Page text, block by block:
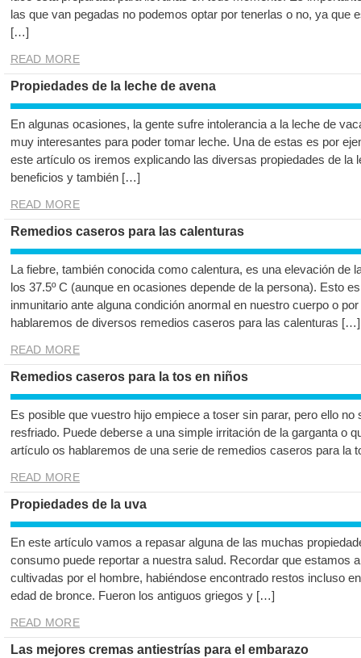
las que van pegadas no podemos optar por tenerlas o no, ya que
[…]
READ MORE
Propiedades de la leche de avena
En algunas ocasiones, la gente sufre intolerancia a la leche de
muy interesantes para poder tomar leche. Una de estas es por
este artículo os iremos explicando las diversas propiedades de la
beneficios y también […]
READ MORE
Remedios caseros para las calenturas
La fiebre, también conocida como calentura, es una elevación de
los 37.5º C (aunque en ocasiones depende de la persona). Esto
inmunitario ante alguna condición anormal en nuestro cuerpo o
hablaremos de diversos remedios caseros para las calenturas […]
READ MORE
Remedios caseros para la tos en niños
Es posible que vuestro hijo empiece a toser sin parar, pero ello
resfriado. Puede deberse a una simple irritación de la garganta o
artículo os hablaremos de una serie de remedios caseros para la
READ MORE
Propiedades de la uva
En este artículo vamos a repasar alguna de las muchas
consumo puede reportar a nuestra salud. Recordar que estamos
cultivadas por el hombre, habiéndose encontrado restos incluso
edad de bronce. Fueron los antiguos griegos y […]
READ MORE
Las mejores cremas antiestrías para el embarazo